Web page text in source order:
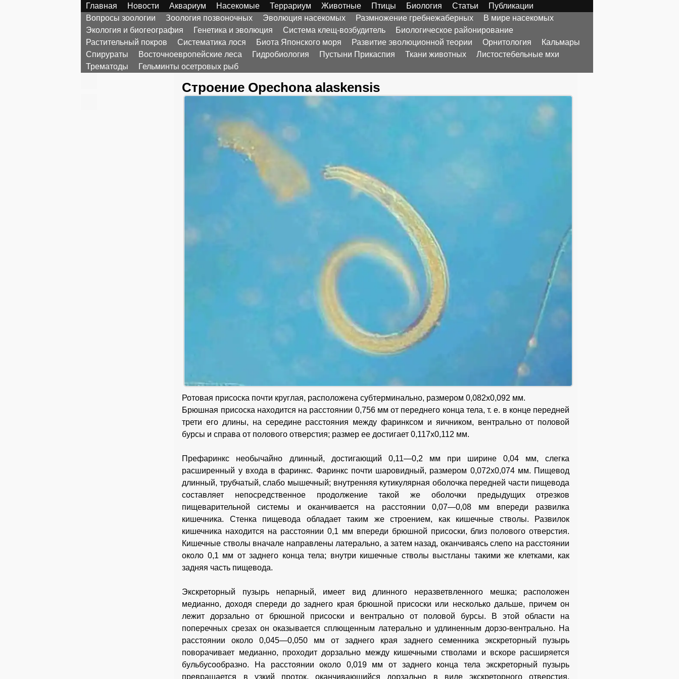
Главная Новости Аквариум Насекомые Террариум Животные Птицы Биология Статьи
Публикации
Вопросы зоологии
Зоология позвоночных Эволюция насекомых Размножение гребнежаберных
В мире насекомых
Экология и биогеография
Генетика и эволюция Система клещ-возбудитель
Биологическое районирование
Растительный покров
Систематика лося Биота Японского моря Развитие эволюционной теории Орнитология
Кальмары
Спирураты
Восточноевропейские леса Гидробиология Пустыни Прикаспия Ткани животных
Листостебельные мхи
Трематоды
Гельминты осетровых рыб
Строение Opechona alaskensis
Ротовая присоска почти круглая, расположена субтерминально, размером 0,082x0,092 мм.
Брюшная присоска находится на расстоянии 0,756 мм от переднего конца тела, т. е. в конце передней
трети его длины, на середине расстояния между фаринксом и яичником, вентрально от половой
бурсы и справа от полового отверстия; размер ее достигает 0,117x0,112 мм.
Префаринкс необычайно длинный, достигающий 0,11—0,2 мм при ширине 0,04 мм, слегка
расширенный у входа в фаринкс. Фаринкс почти шаровидный, размером 0,072x0,074 мм. Пищевод
длинный, трубчатый, слабо мышечный; внутренняя кутикулярная оболочка передней части пищевода
составляет непосредственное продолжение такой же оболочки предыдущих отрезков
пищеварительной системы и оканчивается на расстоянии 0,07—0,08 мм впереди развилка
кишечника. Стенка пищевода обладает таким же строением, как кишечные стволы. Развилок
кишечника находится на расстоянии 0,1 мм впереди брюшной присоски, близ полового отверстия.
Кишечные стволы вначале направлены латерально, а затем назад, оканчиваясь слепо на расстоянии
около 0,1 мм от заднего конца тела; внутри кишечные стволы выстланы такими же клетками, как
задняя часть пищевода.
Экскреторный пузырь непарный, имеет вид длинного неразветвленного мешка; расположен
медианно, доходя спереди до заднего края брюшной присоски или несколько дальше, причем он
лежит дорзально от брюшной присоски и вентрально от половой бурсы. В этой области на
поперечных срезах он оказывается сплющенным латерально и удлиненным дорзо-вентрально. На
расстоянии около 0,045—0,050 мм от заднего края заднего семенника экскреторный пузырь
поворачивает медианно, проходит дорзально между кишечными стволами и вскоре расширяется
бульбусообразно. На расстоянии около 0,019 мм от заднего конца тела экскреторный пузырь
превращается в узкий проток, оканчивающийся дорзально в виде экскреторного отверстия.